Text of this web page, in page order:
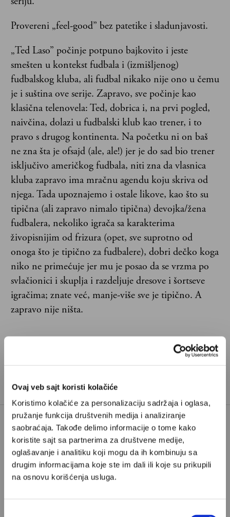
Ovaj veb sajt koristi kolačiće
Koristimo kolačiće za personalizaciju sadržaja i oglasa,
pružanje funkcija društvenih medija i analiziranje
saobraćaja. Takođe delimo informacije o tome kako
koristite sajt sa partnerima za društvene medije,
oglašavanje i analitiku koji mogu da ih kombinuju sa
drugim informacijama koje ste im dali ili koje su prikupili
na osnovu korišćenja usluga.
Provereni „feel-good” bez patetike i sladunjavosti.
„Ted Laso” počinje potpuno bajkovito i jeste
smešten u kontekst fudbala i (izmišljenog)
fudbalskog kluba, ali fudbal nikako nije ono u čemu
je i suština ove serije. Zapravo, sve počinje kao
klasična telenovela: Ted, dobrica i, na prvi pogled,
naivčina, dolazi u fudbalski klub kao trener, i to
pravo s drugog kontinenta. Na početku ni on baš
ne zna šta je ofsajd (ale, ale!) jer je do sad bio trener
isključivo američkog fudbala, niti zna da vlasnica
kluba zapravo ima mračnu agendu koju skriva od
njega. Tada upoznajemo i ostale likove, kao što su
tipična (ali zapravo nimalo tipična) devojka/žena
fudbalera, nekoliko igrača sa karakterima
živopisnijim od frizura (opet, sve suprotno od
onoga što je tipično za fudbalere), dobri dečko koga
niko ne primećuje jer mu je posao da se vrzma po
svlačionici i skuplja i razdeljuje dresove i šortseve
igračima; znate već, manje-više sve je tipično. A
zapravo nije ništa.
Poštovani, da biste nastavili sa čitanjem naših
premium sadržaja, neophodno je da
odaberete jedan od planova pretplate.